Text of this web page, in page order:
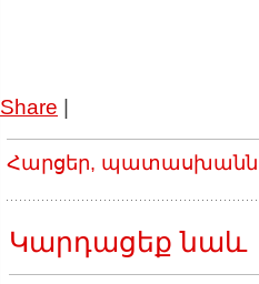
Share |
Հարցեր,
Կարդացեք նաև